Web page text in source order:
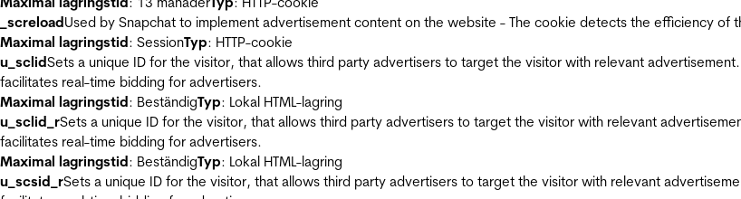
_screloadUsed by Snapchat to implement advertisement content on the website - The cookie detects the efficiency of
Maximal lagringstid: SessionTyp: HTTP-cookie
u_sclidSets a unique ID for the visitor, that allows third party advertisers to target the visitor with relevant
facilitates real-time bidding for advertisers.
Maximal lagringstid: BeständigTyp: Lokal HTML-lagring
u_sclid_rSets a unique ID for the visitor, that allows third party advertisers to target the visitor with relevant
facilitates real-time bidding for advertisers.
Maximal lagringstid: BeständigTyp: Lokal HTML-lagring
u_scsid_rSets a unique ID for the visitor, that allows third party advertisers to target the visitor with relevant